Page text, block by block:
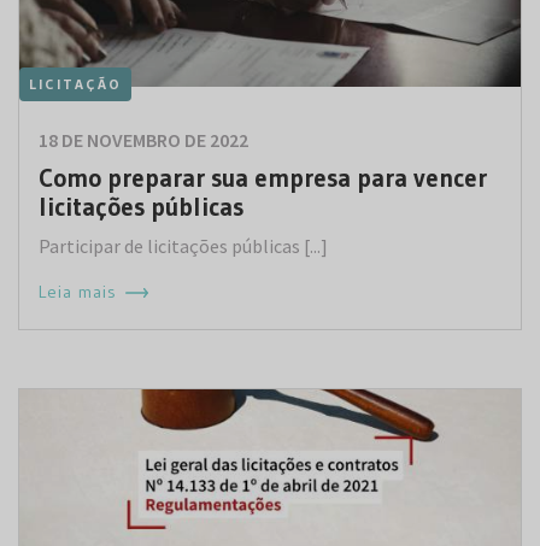
LICITAÇÃO
18 DE NOVEMBRO DE 2022
Como preparar sua empresa para vencer
licitações públicas
Participar de licitações públicas [...]
Leia mais